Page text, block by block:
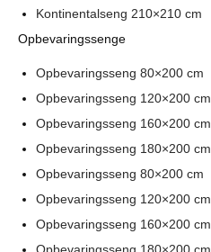
Kontinentalseng 210×210 cm
Opbevaringssenge
Opbevaringsseng 80×200 cm
Opbevaringsseng 120×200 cm
Opbevaringsseng 160×200 cm
Opbevaringsseng 180×200 cm
Opbevaringsseng 80×200 cm
Opbevaringsseng 120×200 cm
Opbevaringsseng 160×200 cm